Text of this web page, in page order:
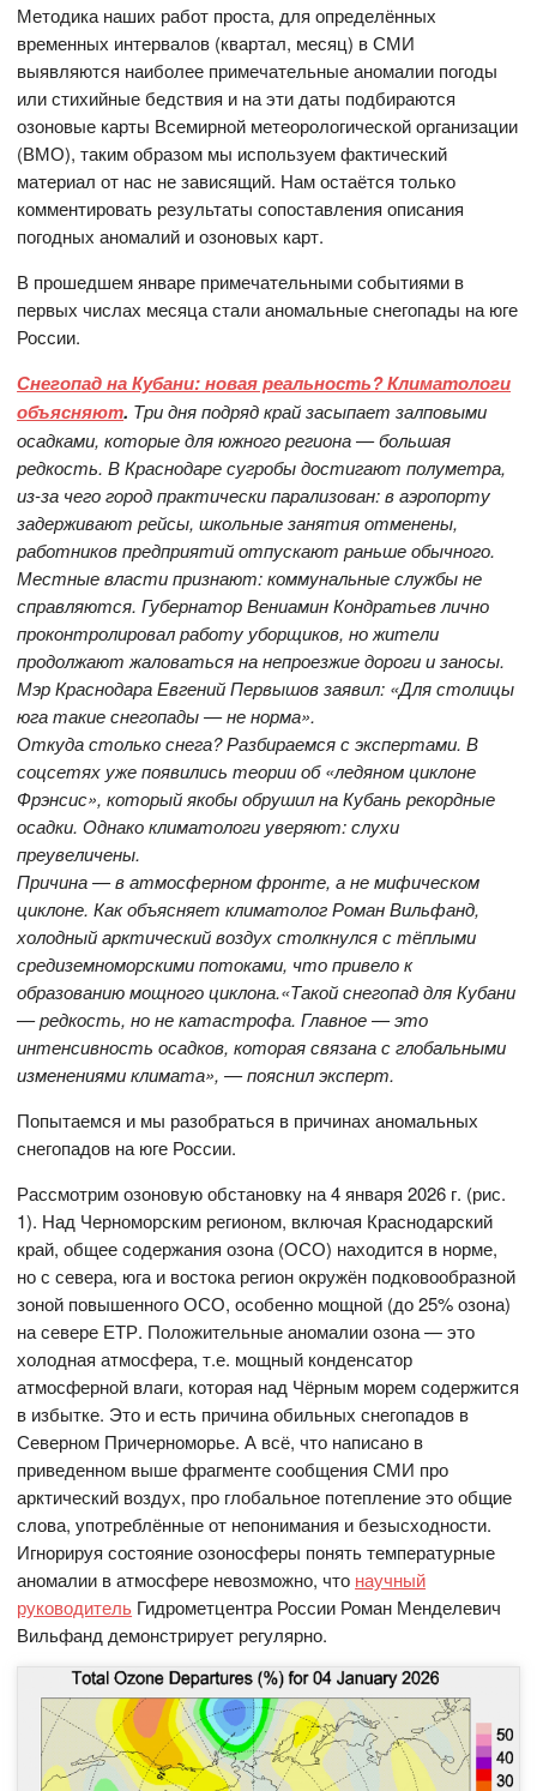
Методика наших работ проста, для определённых
временных интервалов (квартал, месяц) в СМИ
выявляются наиболее примечательные аномалии погоды
или стихийные бедствия и на эти даты подбираются
озоновые карты Всемирной метеорологической организации
(ВМО), таким образом мы используем фактический
материал от нас не зависящий. Нам остаётся только
комментировать результаты сопоставления описания
погодных аномалий и озоновых карт.
В прошедшем январе примечательными событиями в
первых числах месяца стали аномальные снегопады на юге
России.
Снегопад на Кубани: новая реальность? Климатологи
объясняют. Три дня подряд край засыпает залповыми
осадками, которые для южного региона — большая
редкость. В Краснодаре сугробы достигают полуметра,
из-за чего город практически парализован: в аэропорту
задерживают рейсы, школьные занятия отменены,
работников предприятий отпускают раньше обычного.
Местные власти признают: коммунальные службы не
справляются. Губернатор Вениамин Кондратьев лично
проконтролировал работу уборщиков, но жители
продолжают жаловаться на непроезжие дороги и заносы.
Мэр Краснодара Евгений Первышов заявил: «Для столицы
юга такие снегопады — не норма».
Откуда столько снега? Разбираемся с экспертами. В
соцсетях уже появились теории об «ледяном циклоне
Фрэнсис», который якобы обрушил на Кубань рекордные
осадки. Однако климатологи уверяют: слухи
преувеличены.
Причина — в атмосферном фронте, а не мифическом
циклоне. Как объясняет климатолог Роман Вильфанд,
холодный арктический воздух столкнулся с тёплыми
средиземноморскими потоками, что привело к
образованию мощного циклона.«Такой снегопад для Кубани
— редкость, но не катастрофа. Главное — это
интенсивность осадков, которая связана с глобальными
изменениями климата», — пояснил эксперт.
Попытаемся и мы разобраться в причинах аномальных
снегопадов на юге России.
Рассмотрим озоновую обстановку на 4 января 2026 г. (рис.
1). Над Черноморским регионом, включая Краснодарский
край, общее содержания озона (ОСО) находится в норме,
но с севера, юга и востока регион окружён подковообразной
зоной повышенного ОСО, особенно мощной (до 25% озона)
на севере ЕТР. Положительные аномалии озона — это
холодная атмосфера, т.е. мощный конденсатор
атмосферной влаги, которая над Чёрным морем содержится
в избытке. Это и есть причина обильных снегопадов в
Северном Причерноморье. А всё, что написано в
приведенном выше фрагменте сообщения СМИ про
арктический воздух, про глобальное потепление это общие
слова, употреблённые от непонимания и безысходности.
Игнорируя состояние озоносферы понять температурные
аномалии в атмосфере невозможно, что научный
руководитель Гидрометцентра России Роман Менделевич
Вильфанд демонстрирует регулярно.